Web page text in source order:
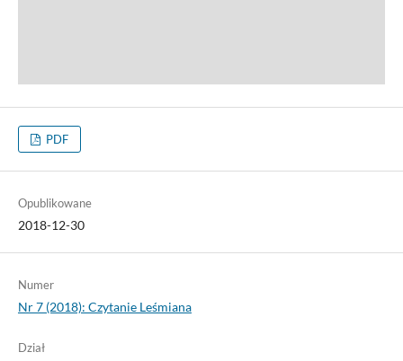
PDF
Opublikowane
2018-12-30
Numer
Nr 7 (2018): Czytanie Leśmiana
Dział